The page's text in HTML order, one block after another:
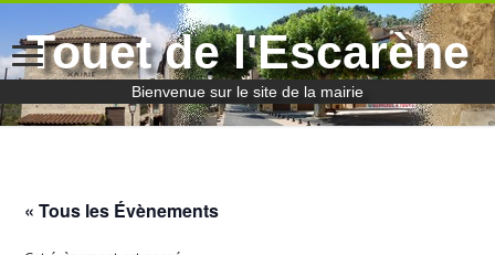
Touet de l'Escarène
Bienvenue sur le site de la mairie
« Tous les Évènements